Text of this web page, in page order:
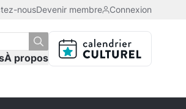
nousDevenir membre Connexion
À propos